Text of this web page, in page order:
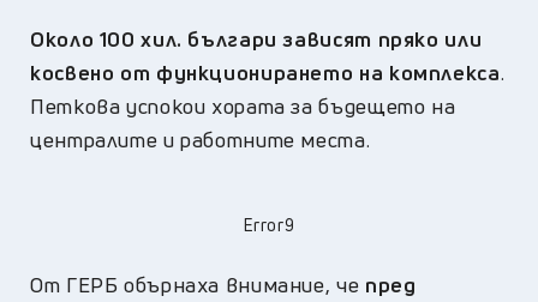
Около 100 хил. българи зависят пряко или
косвено от функционирането на комплекса.
Петкова успокои хората за бъдещето на
централите и работните места.
Error9
От ГЕРБ обърнаха внимание, че пред